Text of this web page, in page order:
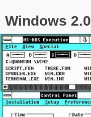
Windows 2.0